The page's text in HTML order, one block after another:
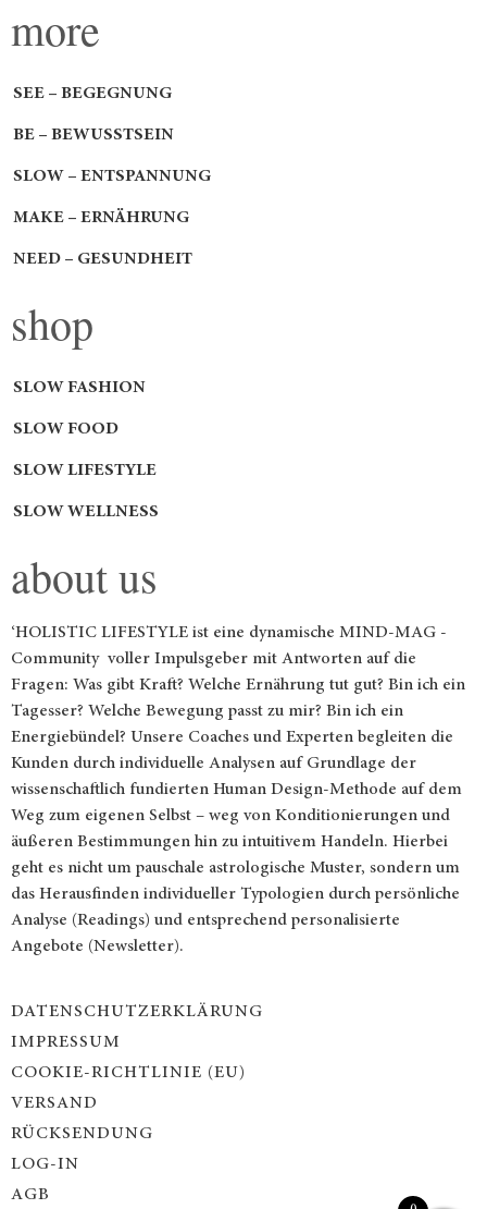
more
SEE – BEGEGNUNG
BE – BEWUSSTSEIN
SLOW – ENTSPANNUNG
MAKE – ERNÄHRUNG
NEED – GESUNDHEIT
shop
SLOW FASHION
SLOW FOOD
SLOW LIFESTYLE
SLOW WELLNESS
about us
‘HOLISTIC LIFESTYLE ist eine dynamische MIND-MAG -
Community voller Impulsgeber mit Antworten auf die
Fragen: Was gibt Kraft? Welche Ernährung tut gut? Bin ich ein
Tagesser? Welche Bewegung passt zu mir? Bin ich ein
Energiebündel? Unsere Coaches und Experten begleiten die
Kunden durch individuelle Analysen auf Grundlage der
wissenschaftlich fundierten Human Design-Methode auf dem
Weg zum eigenen Selbst – weg von Konditionierungen und
äußeren Bestimmungen hin zu intuitivem Handeln. Hierbei
geht es nicht um pauschale astrologische Muster, sondern um
das Herausfinden individueller Typologien durch persönliche
Analyse (Readings) und entsprechend personalisierte
Angebote (Newsletter).
DATENSCHUTZERKLÄRUNG
IMPRESSUM
COOKIE-RICHTLINIE (EU)
VERSAND
RÜCKSENDUNG
LOG-IN
AGB